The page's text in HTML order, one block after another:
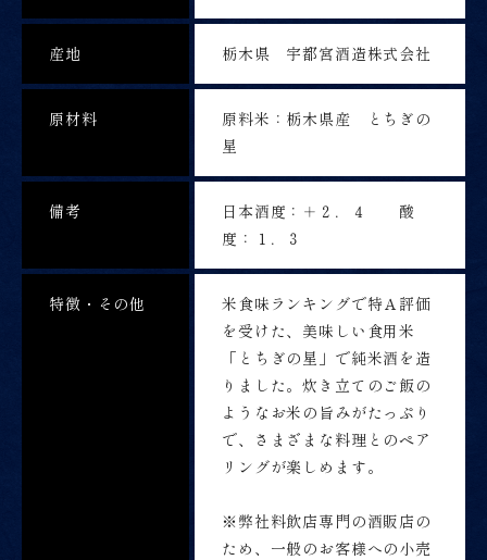
産地 栃木県 宇都宮酒造株式会社
原材料
原料米：栃木県産 とちぎの
星
備考
日本酒度：＋２．４ 酸
度：１．３
特徴・その他
米食味ランキングで特Ａ評価
を受けた、美味しい食用米
「とちぎの星」で純米酒を造
りました。炊き立てのご飯の
ようなお米の旨みがたっぷり
で、さまざまな料理とのペア
リングが楽しめます。
※弊社料飲店専門の酒販店の
ため、一般のお客様への小売